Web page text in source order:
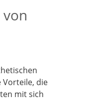
Vorteile, die
mit sich